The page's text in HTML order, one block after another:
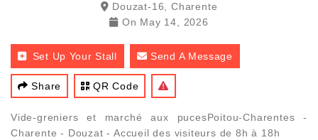
Douzat-16, Charente
On May 14, 2026
Set Up Your Stall Send A Message
Share QR Code
Vide-greniers et marché aux pucesPoitou-Charentes -
Charente - Douzat - Accueil des visiteurs de 8h à 18h